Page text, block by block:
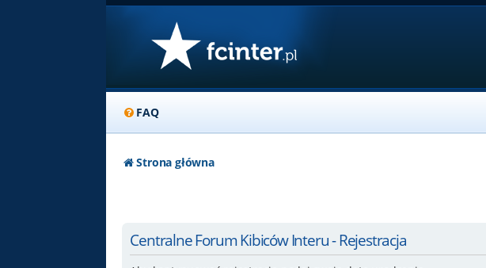
FAQ
Strona główna
Centralne Forum Kibiców Interu - Rejestracja